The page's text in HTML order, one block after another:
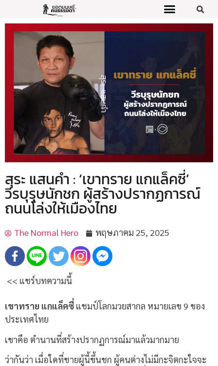
สุระ แสนคำ : ‘เขาทราย แกแล็คซี่’
วีรบุรุษนักชก ผู้สร้างปรากฏการณ์
ถนนโล่งให้เมืองไทย
The Normal Hero พฤษภาคม 25, 2025
<< แชร์บทความนี้
เขาทราย แกแล็คซี่ แชมป์โลกมวยสากล หมายเลข 9 ของ
ประเทศไทย
เขาคือ ตำนานที่สร้างปรากฏการณ์มาแล้วมากมาย
ว่ากันว่า เมื่อใดที่ชายผู้นี้ขึ้นชก ผู้คนต่างไม่มีกะจิตกะใจจะ